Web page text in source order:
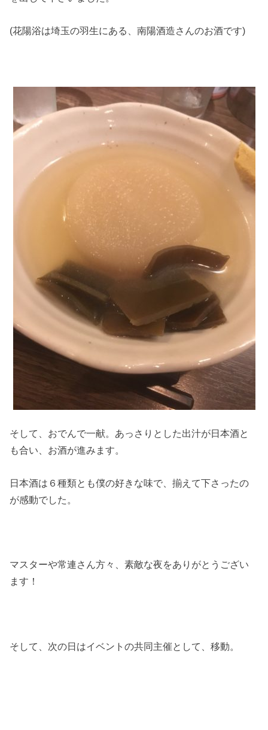
(花陽浴は埼玉の羽生にある、南陽酒造さんのお酒です)
そして、おでんで一献。あっさりとした出汁が日本酒と
も合い、お酒が進みます。
日本酒は６種類とも僕の好きな味で、揃えて下さったの
が感動でした。
マスターや常連さん方々、素敵な夜をありがとうござい
ます！
そして、次の日はイベントの共同主催として、移動。